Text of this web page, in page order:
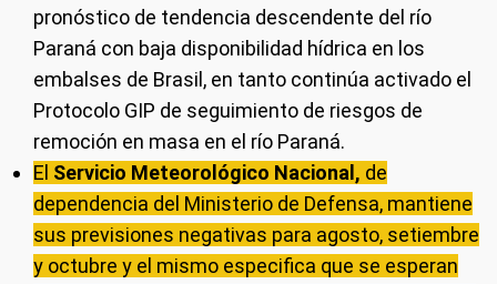
pronóstico de tendencia descendente del río
Paraná con baja disponibilidad hídrica en los
embalses de Brasil, en tanto continúa activado el
Protocolo GIP de seguimiento de riesgos de
remoción en masa en el río Paraná.
El Servicio Meteorológico Nacional, de
dependencia del Ministerio de Defensa, mantiene
sus previsiones negativas para agosto, setiembre
y octubre y el mismo especifica que se esperan